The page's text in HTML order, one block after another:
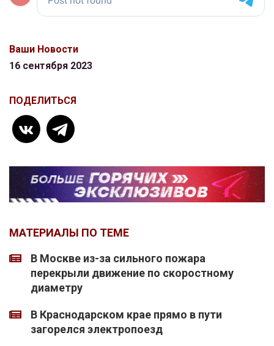
Ваши Новости
16 сентября 2023
ПОДЕЛИТЬСЯ
МАТЕРИАЛЫ ПО ТЕМЕ
В Москве из-за сильного пожара
перекрыли движение по скоростному
диаметру
В Краснодарском крае прямо в пути
загорелся электропоезд